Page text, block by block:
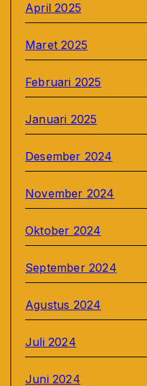
April 2025
Maret 2025
Februari 2025
Januari 2025
Desember 2024
November 2024
Oktober 2024
September 2024
Agustus 2024
Juli 2024
Juni 2024